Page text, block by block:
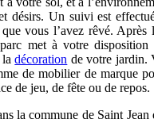
désirs. Un suivi est
vous l’avez rêvé. Après
met à votre disposition
ladécoration de votre jardin.
de mobilier de marque
de jeu, de fête ou de repos.
la commune de Saint Jean